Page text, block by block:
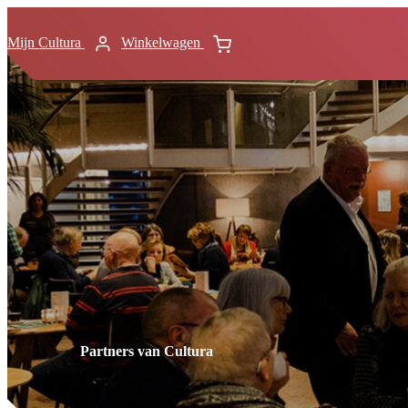
Mijn Cultura Winkelwagen
Partners van Cultura